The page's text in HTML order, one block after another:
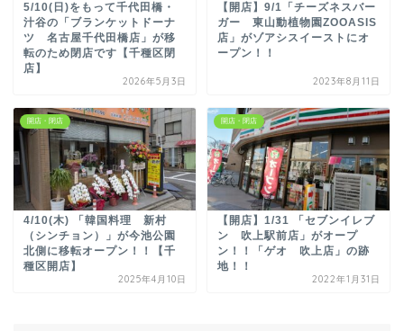
5/10(日)をもって千代田橋・
汁谷の「ブランケットドーナ
ツ 名古屋千代田橋店」が移
転のため閉店です【千種区閉
店】
2026年5月3日
【開店】9/1「チーズネスバー
ガー 東山動植物園ZOOASIS
店」がゾアシスイーストにオ
ープン！！
2023年8月11日
開店・閉店
4/10(木) 「韓国料理 新村
（シンチョン）」が今池公園
北側に移転オープン！！【千
種区開店】
2025年4月10日
開店・閉店
【開店】1/31 「セブンイレブ
ン 吹上駅前店」がオープ
ン！！「ゲオ 吹上店」の跡
地！！
2022年1月31日